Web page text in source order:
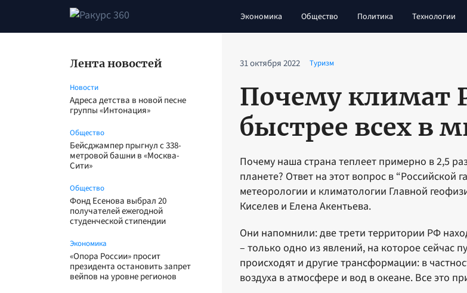
Экономика Общество Политика Технологии
Лента новостей
Новости
Адреса детства в новой песне
группы «Интонация»
Общество
Бейсджампер прыгнул с 338-
метровой башни в «Москва-
Сити»
Общество
Фонд Есенова выбрал 20
получателей ежегодной
студенческой стипендии
Экономика
«Опора России» просит
президента остановить запрет
вейпов на уровне регионов
31 октября 2022 Туризм
Почему климат
быстрее всех в
Почему наша страна теплеет примерно в 2,5
планете? Ответ на этот вопрос в “Российской
метеорологии и климатологии Главной
Киселев и Елена Акентьева.
Они напомнили: две трети территории РФ
– только одно из явлений, на которое
происходят и другие трансформации: в
воздуха в атмосфере и вод в океане. Все это